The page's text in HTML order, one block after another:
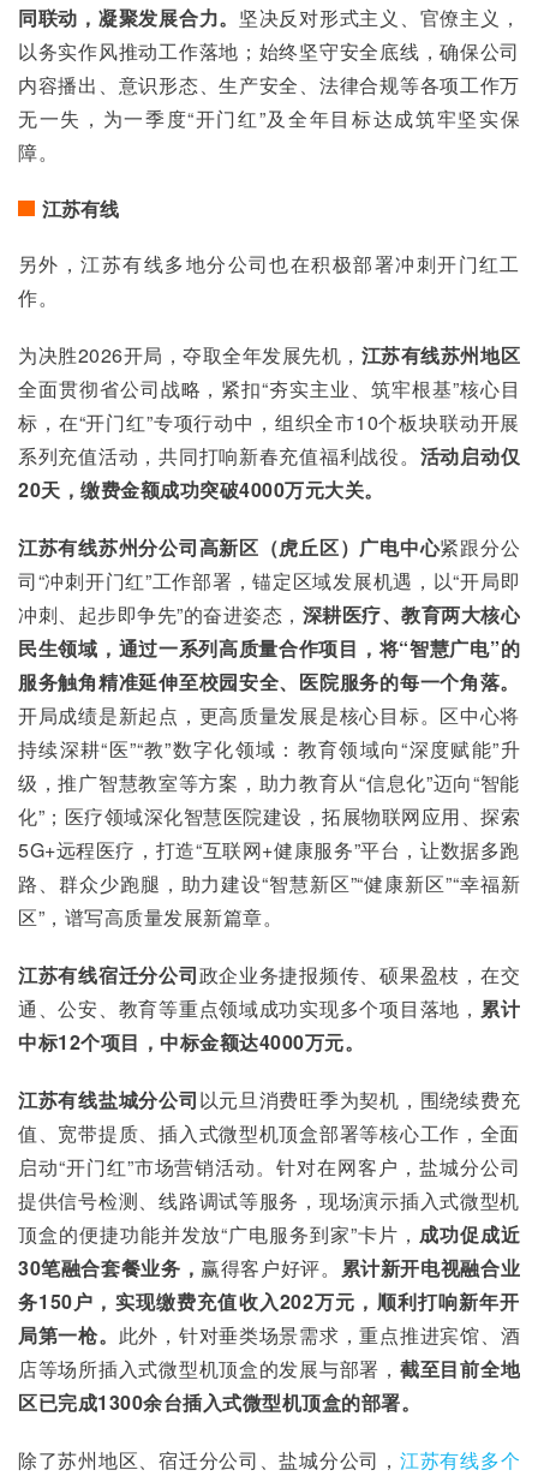
同联动，凝聚发展合力。 坚决反对形式主义、官僚主义，
以务实作风推动工作落地；始终坚守安全底线，确保公司
内容播出、意识形态、生产安全、法律合规等各项工作万
无一失，为一季度“开门红”及全年目标达成筑牢坚实保
障。
江苏有线
另外，江苏有线多地分公司也在积极部署冲刺开门红工
作。
为决胜2026开局，夺取全年发展先机， 江苏有线苏州地区
全面贯彻省公司战略，紧扣“夯实主业、筑牢根基”核心目
标，在“开门红”专项行动中，组织全市10个板块联动开展
系列充值活动，共同打响新春充值福利战役。 活动启动仅
20天，缴费金额成功突破4000万元大关。
江苏有线苏州分公司高新区（虎丘区）广电中心紧跟分公
司“冲刺开门红”工作部署，锚定区域发展机遇，以“开局即
冲刺、起步即争先”的奋进姿态， 深耕医疗、教育两大核心
民生领域，通过一系列高质量合作项目，将“智慧广电”的
服务触角精准延伸至校园安全、医院服务的每一个角落。
开局成绩是新起点，更高质量发展是核心目标。区中心将
持续深耕“医”“教”数字化领域：教育领域向“深度赋能”升
级，推广智慧教室等方案，助力教育从“信息化”迈向“智能
化”；医疗领域深化智慧医院建设，拓展物联网应用、探索
5G+远程医疗，打造“互联网+健康服务”平台，让数据多跑
路、群众少跑腿，助力建设“智慧新区”“健康新区”“幸福新
区”，谱写高质量发展新篇章。
江苏有线宿迁分公司政企业务捷报频传、硕果盈枝，在交
通、公安、教育等重点领域成功实现多个项目落地， 累计
中标12个项目，中标金额达4000万元。
江苏有线盐城分公司以元旦消费旺季为契机，围绕续费充
值、宽带提质、插入式微型机顶盒部署等核心工作，全面
启动“开门红”市场营销活动。针对在网客户，盐城分公司
提供信号检测、线路调试等服务，现场演示插入式微型机
顶盒的便捷功能并发放“广电服务到家”卡片， 成功促成近
30笔融合套餐业务， 赢得客户好评。
累计新开电视融合业
务150户，实现缴费充值收入202万元，顺利打响新年开
局第一枪。 此外，针对垂类场景需求，重点推进宾馆、酒
店等场所插入式微型机顶盒的发展与部署， 截至目前全地
区已完成1300余台插入式微型机顶盒的部署。
除了苏州地区、宿迁分公司、盐城分公司， 江苏有线多个